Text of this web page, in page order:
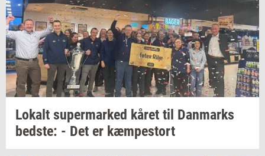
Lo­kalt su­per­mar­ked kåret til Dan­marks
bed­ste: - Det er kæm­pe­stort